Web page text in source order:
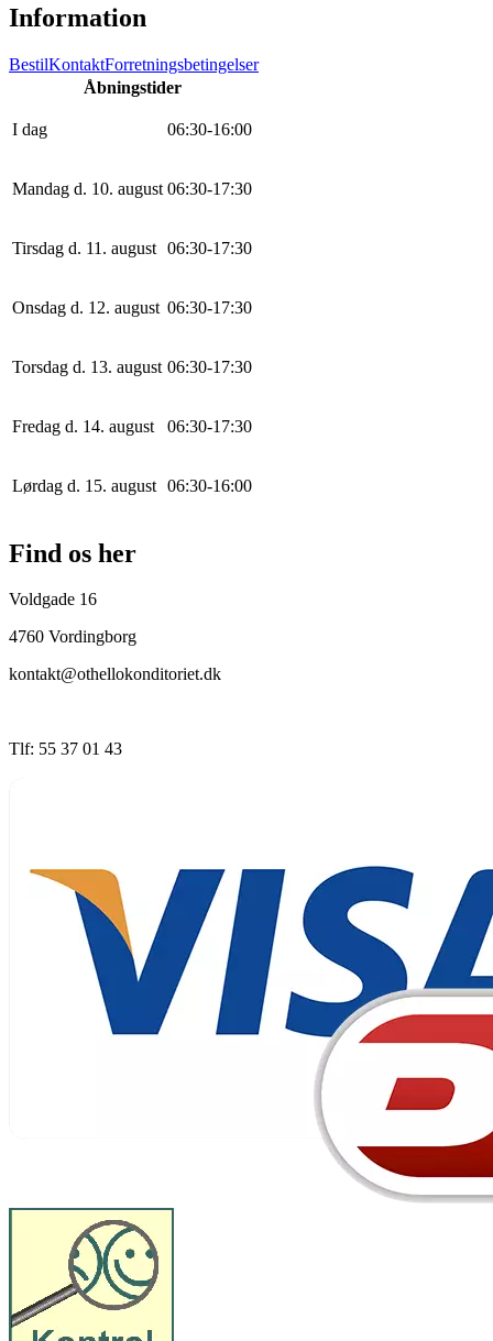
Information
BestilKontaktForretningsbetingelser
Åbningstider
I dag 06:30-16:00
Mandag d. 10. august 06:30-17:30
Tirsdag d. 11. august 06:30-17:30
Onsdag d. 12. august 06:30-17:30
Torsdag d. 13. august 06:30-17:30
Fredag d. 14. august 06:30-17:30
Lørdag d. 15. august 06:30-16:00
Find os her
Voldgade 16
4760 Vordingborg
kontakt@othellokonditoriet.dk
Tlf: 55 37 01 43